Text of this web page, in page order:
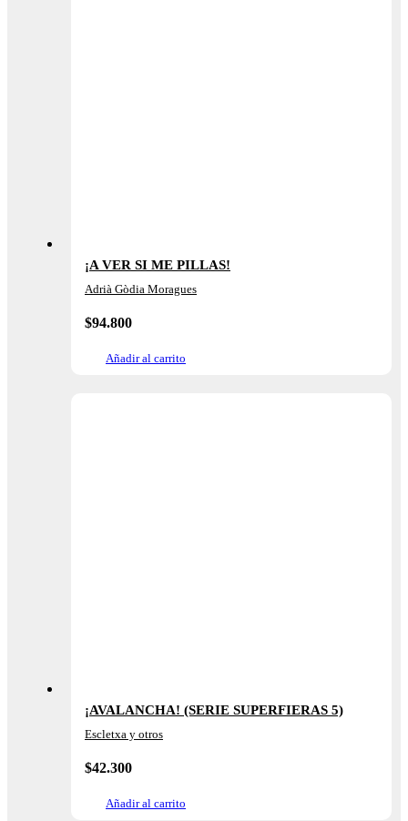
¡A VER SI ME PILLAS!
Adrià Gòdia Moragues
$94.800
Añadir al carrito
¡AVALANCHA! (SERIE SUPERFIERAS 5)
Escletxa y otros
$42.300
Añadir al carrito